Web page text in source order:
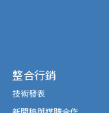
整合行銷
技術發表